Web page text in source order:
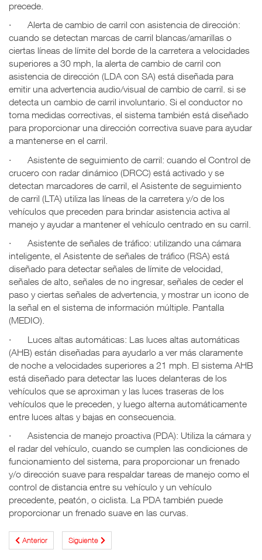
precede.
· Alerta de cambio de carril con asistencia de dirección:
cuando se detectan marcas de carril blancas/amarillas o
ciertas líneas de límite del borde de la carretera a velocidades
superiores a 30 mph, la alerta de cambio de carril con
asistencia de dirección (LDA con SA) está diseñada para
emitir una advertencia audio/visual de cambio de carril. si se
detecta un cambio de carril involuntario. Si el conductor no
toma medidas correctivas, el sistema también está diseñado
para proporcionar una dirección correctiva suave para ayudar
a mantenerse en el carril.
· Asistente de seguimiento de carril: cuando el Control de
crucero con radar dinámico (DRCC) está activado y se
detectan marcadores de carril, el Asistente de seguimiento
de carril (LTA) utiliza las líneas de la carretera y/o de los
vehículos que preceden para brindar asistencia activa al
manejo y ayudar a mantener el vehículo centrado en su carril.
· Asistente de señales de tráfico: utilizando una cámara
inteligente, el Asistente de señales de tráfico (RSA) está
diseñado para detectar señales de límite de velocidad,
señales de alto, señales de no ingresar, señales de ceder el
paso y ciertas señales de advertencia, y mostrar un icono de
la señal en el sistema de información múltiple. Pantalla
(MEDIO).
· Luces altas automáticas: Las luces altas automáticas
(AHB) están diseñadas para ayudarlo a ver más claramente
de noche a velocidades superiores a 21 mph. El sistema AHB
está diseñado para detectar las luces delanteras de los
vehículos que se aproximan y las luces traseras de los
vehículos que le preceden, y luego alterna automáticamente
entre luces altas y bajas en consecuencia.
· Asistencia de manejo proactiva (PDA): Utiliza la cámara y
el radar del vehículo, cuando se cumplen las condiciones de
funcionamiento del sistema, para proporcionar un frenado
y/o dirección suave para respaldar tareas de manejo como el
control de distancia entre su vehículo y un vehículo
precedente, peatón, o ciclista. La PDA también puede
proporcionar un frenado suave en las curvas.
Anterior Siguiente